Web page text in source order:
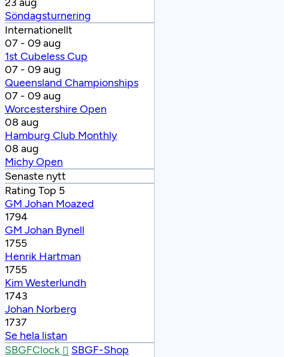
Söndagsturnering
Internationellt
07 - 09 aug
1st Cubeless Cup
07 - 09 aug
Queensland Championships
07 - 09 aug
Worcestershire Open
08 aug
Hamburg Club Monthly
08 aug
Michy Open
Senaste nytt
Rating Top 5
GM Johan Moazed
1794
GM Johan Bynell
1755
Henrik Hartman
1755
Kim Westerlundh
1743
Johan Norberg
1737
Se hela listan
SBGFClock
SBGF-Shop